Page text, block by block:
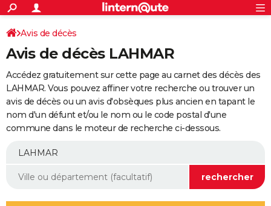
ACTUALITÉS
Politique
Société
Faits Divers
Education
Monde
Villes
+
SPORT
Coupe du monde 2026
Football
Tennis
Cyclisme
Rugby
Forum
Programme TV
TNTStreaming
Cinéma
Sorties cinéma
Musique
+
FINANCE
Retraite
Epargne
Immobilier
Risques naturels par ville
Banque
Assurance
AUTO
Essais
Réserver un essai
Citadines
Berlines
SUV
Forum auto
+
Mobiles
Meilleur smartphone
Internet
Ordinateurs
Jeux vidéo
Guide high-tech
Aménagement intérieur
Avis de décès
Avis de décès LAHMAR
Accédez gratuitement sur cette page au carnet des décès des
LAHMAR. Vous pouvez affiner votre recherche ou trouver un
avis de décès ou un avis d'obsèques plus ancien en tapant le
nom d'un défunt et/ou le nom ou le code postal d'une
commune dans le moteur de recherche ci-dessous.